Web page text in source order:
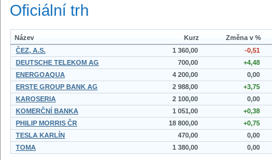
Oficiální trh
Název Kurz
Změna v %
ČEZ, A.S.
1 360,00
-0,51
DEUTSCHE TELEKOM AG
700,00
+4,48
ENERGOAQUA
4 200,00
0,00
ERSTE GROUP BANK AG
2 988,00
+3,75
KAROSERIA
2 100,00
0,00
KOMERČNÍ BANKA
1 051,00
+0,38
PHILIP MORRIS ČR
18 800,00
+0,75
TESLA KARLÍN
470,00
0,00
TOMA
1 380,00 0,00